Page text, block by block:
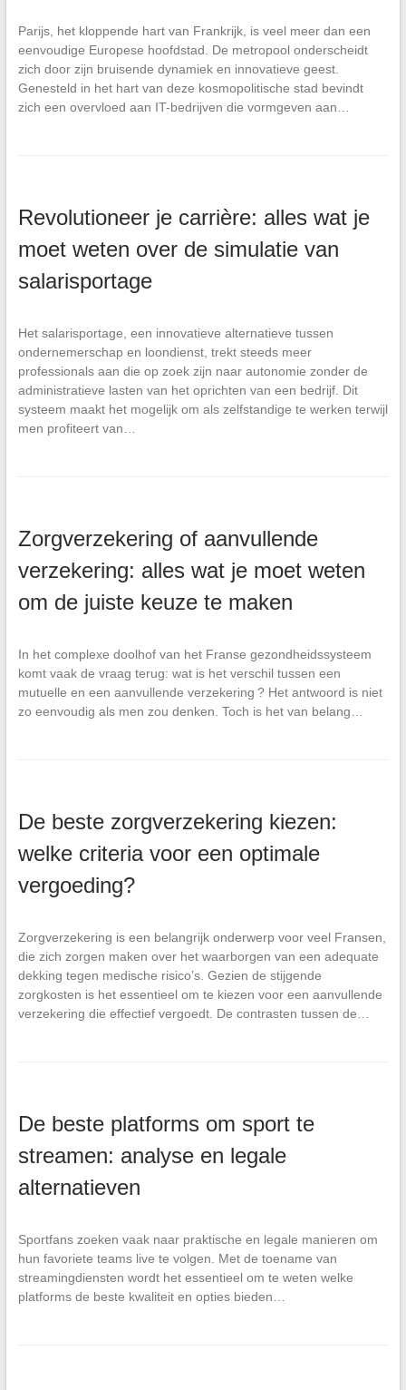
Parijs, het kloppende hart van Frankrijk, is veel meer dan een
eenvoudige Europese hoofdstad. De metropool onderscheidt
zich door zijn bruisende dynamiek en innovatieve geest.
Genesteld in het hart van deze kosmopolitische stad bevindt
zich een overvloed aan IT-bedrijven die vormgeven aan…
Revolutioneer je carrière: alles wat je
moet weten over de simulatie van
salarisportage
Het salarisportage, een innovatieve alternatieve tussen
ondernemerschap en loondienst, trekt steeds meer
professionals aan die op zoek zijn naar autonomie zonder de
administratieve lasten van het oprichten van een bedrijf. Dit
systeem maakt het mogelijk om als zelfstandige te werken terwijl
men profiteert van…
Zorgverzekering of aanvullende
verzekering: alles wat je moet weten
om de juiste keuze te maken
In het complexe doolhof van het Franse gezondheidssysteem
komt vaak de vraag terug: wat is het verschil tussen een
mutuelle en een aanvullende verzekering ? Het antwoord is niet
zo eenvoudig als men zou denken. Toch is het van belang…
De beste zorgverzekering kiezen:
welke criteria voor een optimale
vergoeding?
Zorgverzekering is een belangrijk onderwerp voor veel Fransen,
die zich zorgen maken over het waarborgen van een adequate
dekking tegen medische risico’s. Gezien de stijgende
zorgkosten is het essentieel om te kiezen voor een aanvullende
verzekering die effectief vergoedt. De contrasten tussen de…
De beste platforms om sport te
streamen: analyse en legale
alternatieven
Sportfans zoeken vaak naar praktische en legale manieren om
hun favoriete teams live te volgen. Met de toename van
streamingdiensten wordt het essentieel om te weten welke
platforms de beste kwaliteit en opties bieden…